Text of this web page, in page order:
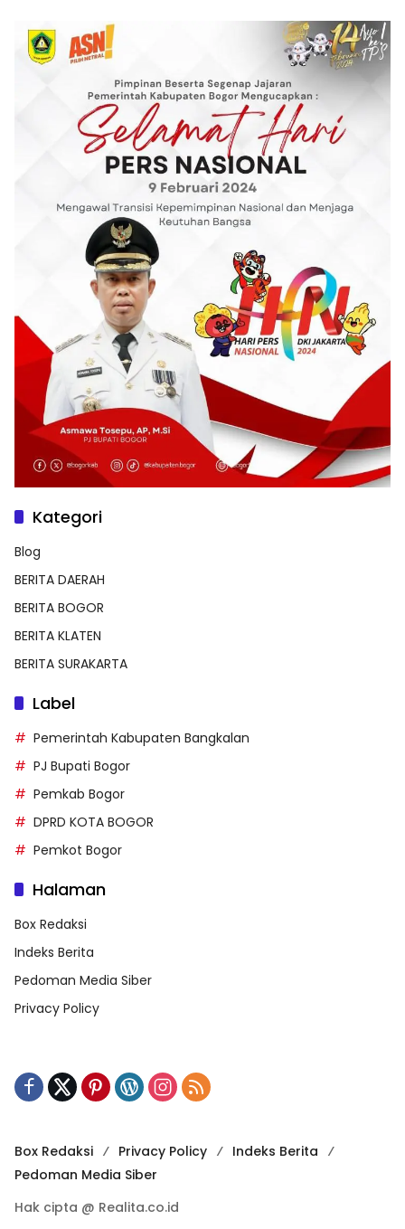
Kategori
Blog
BERITA DAERAH
BERITA BOGOR
BERITA KLATEN
BERITA SURAKARTA
Label
Pemerintah Kabupaten Bangkalan
PJ Bupati Bogor
Pemkab Bogor
DPRD KOTA BOGOR
Pemkot Bogor
Halaman
Box Redaksi
Indeks Berita
Pedoman Media Siber
Privacy Policy
Box Redaksi Privacy Policy
Indeks Berita
Pedoman Media Siber
Hak cipta @ Realita.co.id